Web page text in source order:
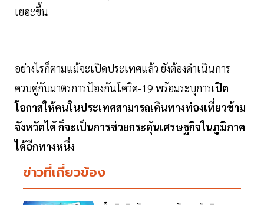
เยอะขึ้น
อย่างไรก็ตามแม้จะเปิดประเทศแล้ว ยังต้องดำเนินการ
ควบคู่กับมาตรการป้องกันโควิด-19 พร้อมระบุการเปิด
โอกาสให้คนในประเทศสามารถเดินทางท่องเที่ยวข้าม
จังหวัดได้ ก็จะเป็นการช่วยกระตุ้นเศรษฐกิจในภูมิภาค
ได้อีกทางหนึ่ง
ข่าวที่เกี่ยวข้อง